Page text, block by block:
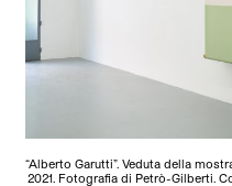
“Alberto Garutti”. Veduta della
2021. Fotografia di Petrò-Gilberti.